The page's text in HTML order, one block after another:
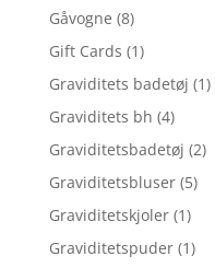
Gåvogne (8)
Gift Cards (1)
Graviditets badetøj (1)
Graviditets bh (4)
Graviditetsbadetøj (2)
Graviditetsbluser (5)
Graviditetskjoler (1)
Graviditetspuder (1)